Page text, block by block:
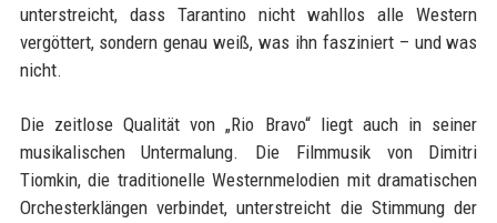
unterstreicht, dass Tarantino nicht wahllos alle Western
vergöttert, sondern genau weiß, was ihn fasziniert – und was
nicht.
Die zeitlose Qualität von „Rio Bravo“ liegt auch in seiner
musikalischen Untermalung. Die Filmmusik von Dimitri
Tiomkin, die traditionelle Westernmelodien mit dramatischen
Orchesterklängen verbindet, unterstreicht die Stimmung der